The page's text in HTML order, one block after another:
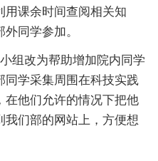
用课余时间查阅相关知
同学参加。
组改为帮助增加院内同学
同学采集周围在科技实践
在他们允许的情况下把他
我们部的网站上，方便想